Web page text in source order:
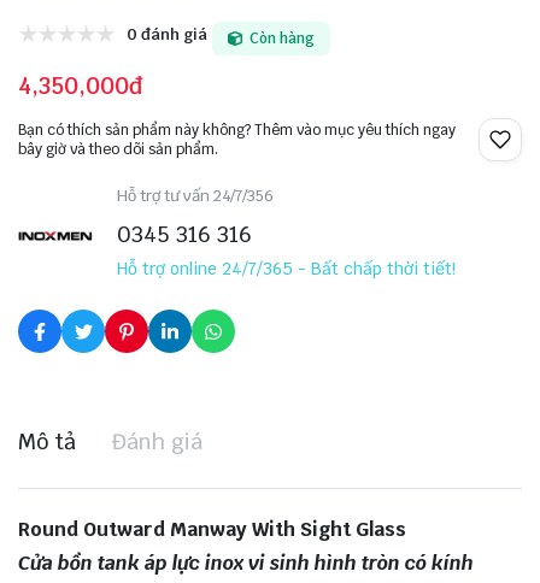
0 đánh giá Còn hàng
4,350,000đ
Bạn có thích sản phẩm này không? Thêm vào mục yêu thích ngay
bây giờ và theo dõi sản phẩm.
Hỗ trợ tư vấn 24/7/356
0345 316 316
Hỗ trợ online 24/7/365 - Bất chấp thời tiết!
Mô tả Đánh giá
Round Outward Manway With Sight Glass
Cửa bồn tank áp lực inox vi sinh hình tròn có kính